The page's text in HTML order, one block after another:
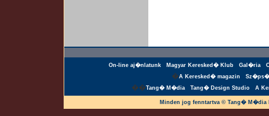
On-line aj�nlatunk Magyar Keresked� Klub Gal�ria
�A Keresked� magazin
��Tang� M�dia Tang� Design Studio A
Minden jog fenntartva © Tang�